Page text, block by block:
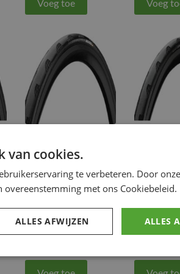
Voeg toe Voeg
CONTI TIRE
GRAND PRIX 5000
700X25C
TIRE&TUBE
Fiets
GRAND
700X32C
Fiets
van cookies.
te verbeteren. Door
met ons Cookiebeleid.
ALLES
ALLES AFWIJZEN